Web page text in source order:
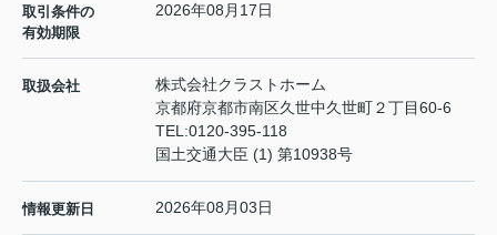
取引条件の
有効期限
2026年08月17日
取扱会社
株式会社クラストホーム
京都府京都市南区久世中久世町２丁目60-6
TEL:0120-395-118
国土交通大臣 (1) 第10938号
情報更新日 2026年08月03日